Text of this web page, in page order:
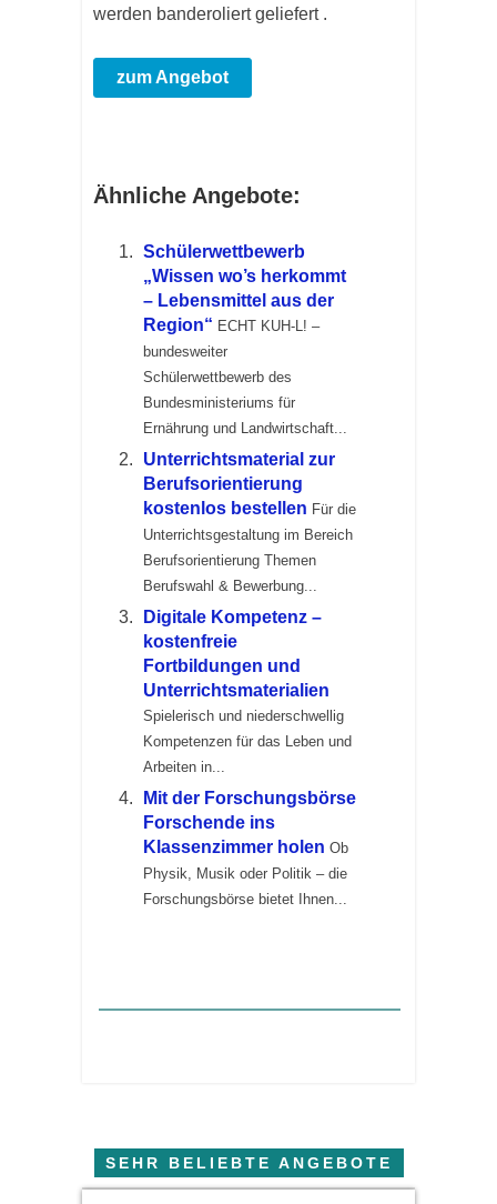
werden banderoliert geliefert .
zum Angebot
Ähnliche Angebote:
Schülerwettbewerb
„Wissen wo’s herkommt
– Lebensmittel aus der
Region“ ECHT KUH-L! –
bundesweiter
Schülerwettbewerb des
Bundesministeriums für
Ernährung und Landwirtschaft...
Unterrichtsmaterial zur
Berufsorientierung
kostenlos bestellen Für die
Unterrichtsgestaltung im Bereich
Berufsorientierung Themen
Berufswahl & Bewerbung...
Digitale Kompetenz –
kostenfreie
Fortbildungen und
Unterrichtsmaterialien
Spielerisch und niederschwellig
Kompetenzen für das Leben und
Arbeiten in...
Mit der Forschungsbörse
Forschende ins
Klassenzimmer holen Ob
Physik, Musik oder Politik – die
Forschungsbörse bietet Ihnen...
SEHR BELIEBTE ANGEBOTE